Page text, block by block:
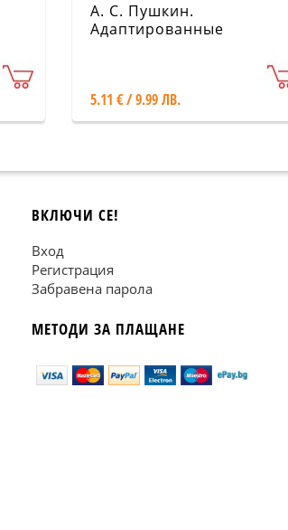
А. С. Пушкин.
Адаптированные
5.11 € / 9.99 ЛВ.
ВКЛЮЧИ СЕ!
Вход
Регистрация
Забравена парола
МЕТОДИ ЗА ПЛАЩАНЕ